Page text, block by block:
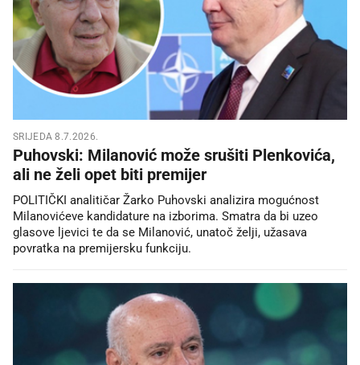
SRIJEDA 8.7.2026.
Puhovski: Milanović može srušiti Plenkovića,
ali ne želi opet biti premijer
POLITIČKI analitičar Žarko Puhovski analizira mogućnost
Milanovićeve kandidature na izborima. Smatra da bi uzeo
glasove ljevici te da se Milanović, unatoč želji, užasava
povratka na premijersku funkciju.